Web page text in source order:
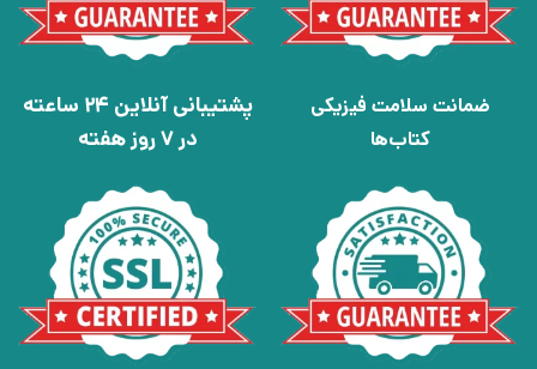
ضمانت سلامت فیزیکی
کتاب‌ها
پشتیبانی آنلاین 24 ساعته
در 7 روز هفته